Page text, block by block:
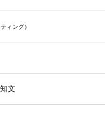
ィング）
文